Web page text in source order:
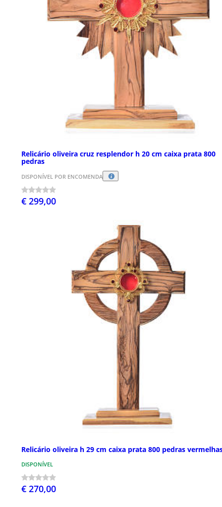
Relicário oliveira cruz resplendor h 20 cm caixa prata 800
pedras
DISPONÍVEL POR ENCOMENDA
€ 299,00
Relicário oliveira h 29 cm caixa prata 800 pedras
DISPONÍVEL
€ 270,00